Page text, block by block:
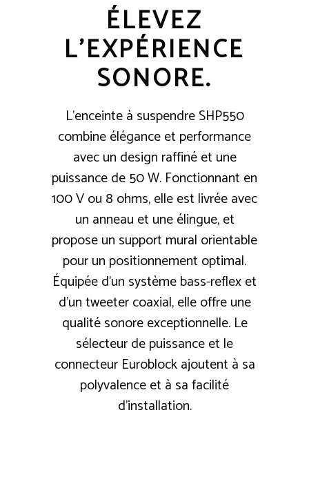
ÉLEVEZ
L'EXPÉRIENCE
SONORE.
L'enceinte à suspendre SHP550
combine élégance et performance
avec un design raffiné et une
puissance de 50 W. Fonctionnant en
100 V ou 8 ohms, elle est livrée avec
un anneau et une élingue, et
propose un support mural orientable
pour un positionnement optimal.
Équipée d'un système bass-reflex et
d'un tweeter coaxial, elle offre une
qualité sonore exceptionnelle. Le
sélecteur de puissance et le
connecteur Euroblock ajoutent à sa
polyvalence et à sa facilité
d'installation.